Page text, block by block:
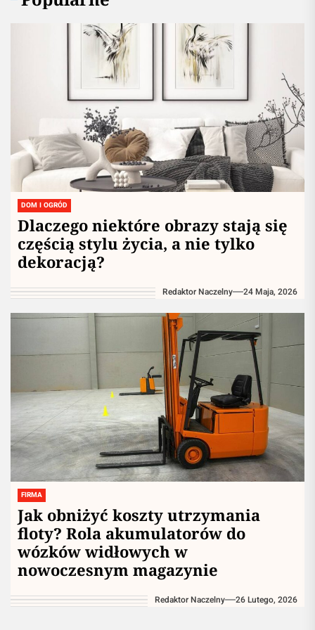
DOM I OGRÓD
Dlaczego niektóre obrazy stają się
częścią stylu życia, a nie tylko
dekoracją?
Redaktor Naczelny 24 Maja, 2026
FIRMA
Jak obniżyć koszty utrzymania
floty? Rola akumulatorów do
wózków widłowych w
nowoczesnym magazynie
Redaktor Naczelny 26 Lutego, 2026